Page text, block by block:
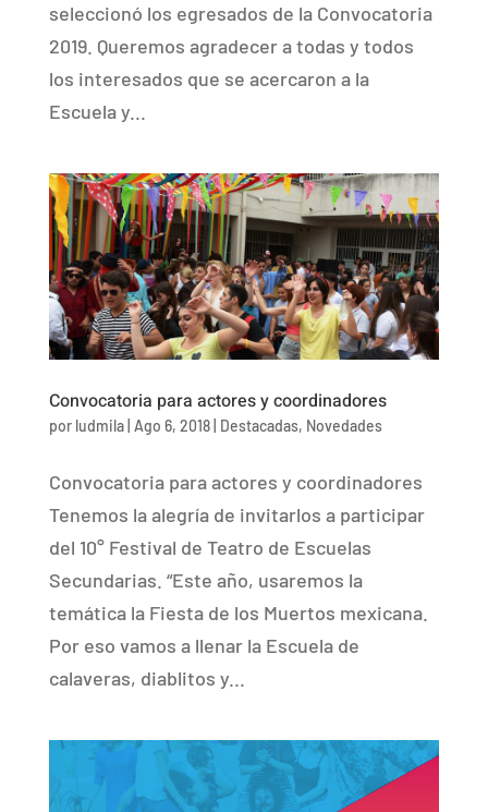
seleccionó los egresados de la Convocatoria
2019. Queremos agradecer a todas y todos
los interesados que se acercaron a la
Escuela y...
Convocatoria para actores y coordinadores
por ludmila| Ago 6, 2018| Destacadas, Novedades
Convocatoria para actores y coordinadores
Tenemos la alegría de invitarlos a participar
del 10° Festival de Teatro de Escuelas
Secundarias. “Este año, usaremos la
temática la Fiesta de los Muertos mexicana.
Por eso vamos a llenar la Escuela de
calaveras, diablitos y...